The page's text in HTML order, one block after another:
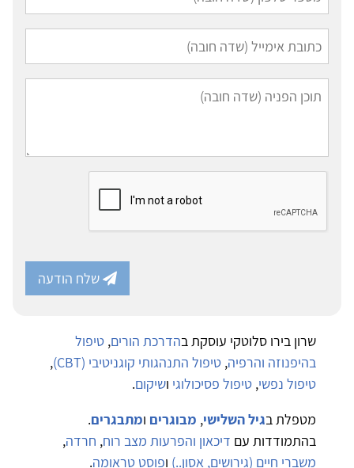
שלח הודעה
שרון בירו סלוטקי עוסקת בהדרכת הורים, טיפול
בהיפנוזה והרפיה, טיפול התנהגותי קוגניטיבי (CBT)
,
טיפול נפשי, טיפול פסיכולוגי ושיקום.
מטפלת בגיל השלישי, מבוגרים ומתבגרים.
בהתמודדות עם דיכאון והפרעות מצב רוח, חרדה,
משברי חיים (גירושים, אסון..) ופוסט טראומה.